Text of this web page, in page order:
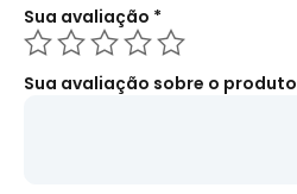
Sua avaliação *
Sua avaliação sobre o produto